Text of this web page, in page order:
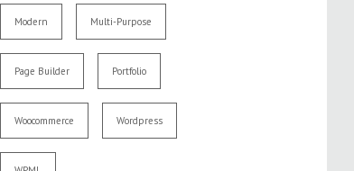
Modern Multi-Purpose
Page Builder Portfolio
Woocommerce Wordpress